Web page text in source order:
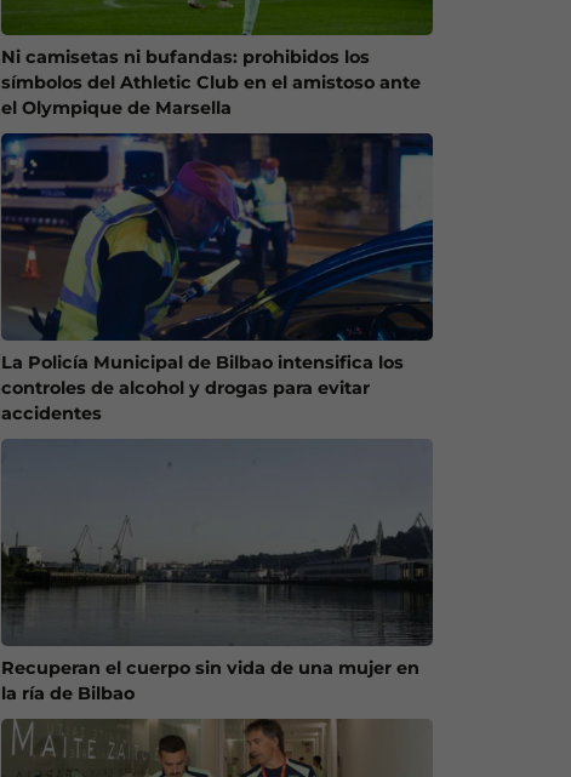
Ni camisetas ni bufandas: prohibidos los
símbolos del Athletic Club en el amistoso ante
el Olympique de Marsella
La Policía Municipal de Bilbao intensifica los
controles de alcohol y drogas para evitar
accidentes
Recuperan el cuerpo sin vida de una mujer en
la ría de Bilbao